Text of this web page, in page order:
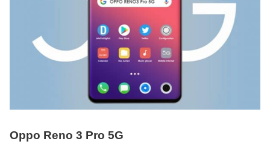
Oppo Reno 3 Pro 5G